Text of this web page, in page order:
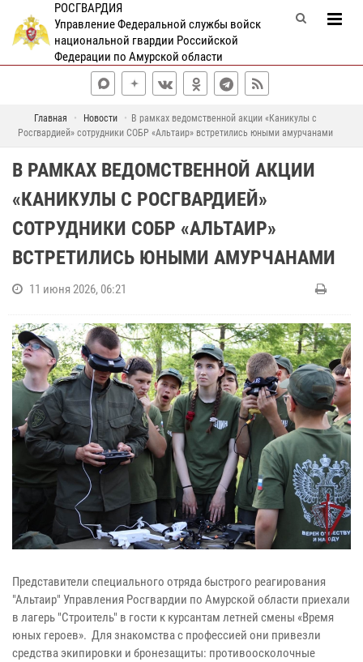
РОСГВАРДИЯ
Управление Федеральной службы войск
национальной гвардии Российской
Федерации по Амурской области
Главная Новости
В рамках ведомственной акции «Каникулы с
Росгвардией» сотрудники СОБР «Альтаир» встретились юными амурчанами
В РАМКАХ ВЕДОМСТВЕННОЙ АКЦИИ
«КАНИКУЛЫ С РОСГВАРДИЕЙ»
СОТРУДНИКИ СОБР «АЛЬТАИР»
ВСТРЕТИЛИСЬ ЮНЫМИ АМУРЧАНАМИ
11 июня 2026, 06:21
Представители специального отряда быстрого реагирования
"Альтаир" Управления Росгвардии по Амурской области приехали
в лагерь "Строитель" в гости к курсантам летней смены «Время
юных героев». Для знакомства с профессией они привезли
средства экипировки и бронезащиты: противоосколочные